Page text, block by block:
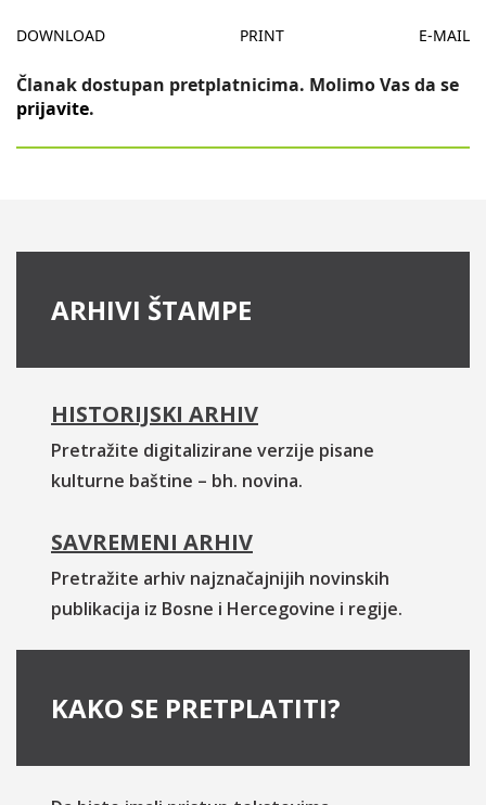
DOWNLOAD PRINT E-MAIL
Članak dostupan pretplatnicima. Molimo Vas da se
prijavite.
ARHIVI ŠTAMPE
HISTORIJSKI ARHIV
Pretražite digitalizirane verzije pisane
kulturne baštine – bh. novina.
SAVREMENI ARHIV
Pretražite arhiv najznačajnijih novinskih
publikacija iz Bosne i Hercegovine i regije.
KAKO SE PRETPLATITI?